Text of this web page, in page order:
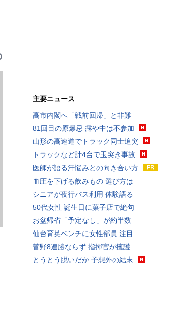
主要ニュース
高市内閣へ「戦前回帰」と非難
81回目の原爆忌 露や中は不参加
山形の高速道でトラック同士追突
トラックなど計4台で玉突き事故
医師が語る汗悩みとの向き合い方
血圧を下げる飲みもの 選び方は
シニアが夜行バス利用 体験語る
50代女性 誕生日に菓子店で絶句
お盆帰省「予定なし」が約半数
仙台育英ベンチに女性部員 注目
菅野8連勝ならず 指揮官が擁護
とうとう脱いだか 予想外の結末